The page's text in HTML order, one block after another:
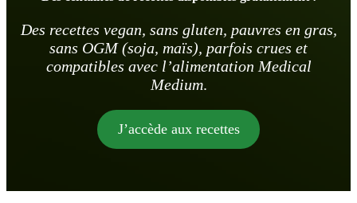
Des recettes vegan, sans gluten, pauvres en gras,
sans OGM (soja, maïs), parfois crues et
compatibles avec l’alimentation Medical
Medium.
J’accède aux recettes